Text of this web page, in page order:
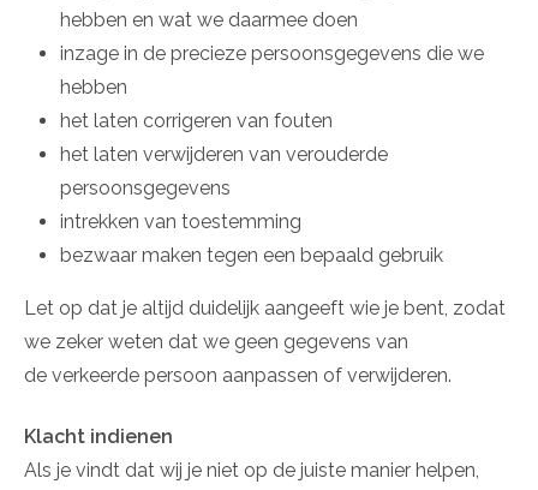
hebben en wat we daarmee doen
inzage in de precieze persoonsgegevens die we
hebben
het laten corrigeren van fouten
het laten verwijderen van verouderde
persoonsgegevens
intrekken van toestemming
bezwaar maken tegen een bepaald gebruik
Let op dat je altijd duidelijk aangeeft wie je bent, zodat
we zeker weten dat we geen gegevens van
de verkeerde persoon aanpassen of verwijderen.
Klacht indienen
Als je vindt dat wij je niet op de juiste manier helpen,